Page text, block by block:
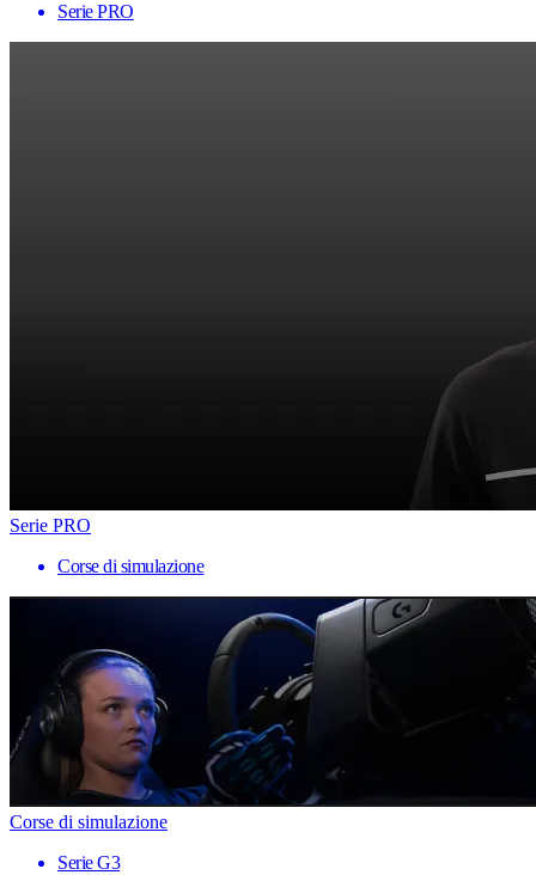
Serie PRO
Serie PRO
Corse di simulazione
Corse di simulazione
Serie G3